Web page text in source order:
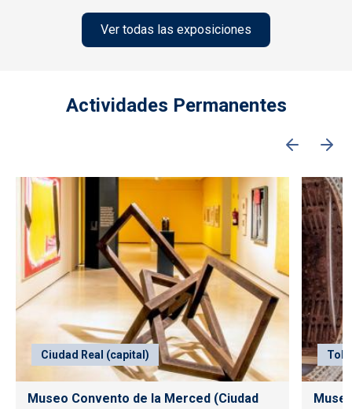
Ver todas las exposiciones
Actividades Permanentes
Ciudad Real (capital)
Museo Convento de la Merced (Ciudad